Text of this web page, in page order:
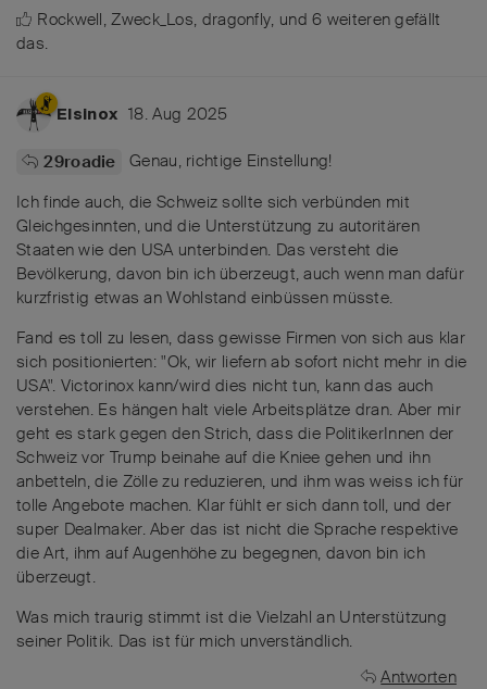
Rockwell,Zweck_Los, dragonfly, und6 weiteren gefällt
das.
Elsinox 18. Aug 2025
29roadie
Genau, richtige Einstellung!
Ich finde auch, die Schweiz sollte sich verbünden mit
Gleichgesinnten, und die Unterstützung zu autoritären
Staaten wie den USA unterbinden. Das versteht die
Bevölkerung, davon bin ich überzeugt, auch wenn man dafür
kurzfristig etwas an Wohlstand einbüssen müsste.
Fand es toll zu lesen, dass gewisse Firmen von sich aus klar
sich positionierten: "Ok, wir liefern ab sofort nicht mehr in die
USA". Victorinox kann/wird dies nicht tun, kann das auch
verstehen. Es hängen halt viele Arbeitsplätze dran. Aber mir
geht es stark gegen den Strich, dass die PolitikerInnen der
Schweiz vor Trump beinahe auf die Kniee gehen und ihn
anbetteln, die Zölle zu reduzieren, und ihm was weiss ich für
tolle Angebote machen. Klar fühlt er sich dann toll, und der
super Dealmaker. Aber das ist nicht die Sprache respektive
die Art, ihm auf Augenhöhe zu begegnen, davon bin ich
überzeugt.
Was mich traurig stimmt ist die Vielzahl an Unterstützung
seiner Politik. Das ist für mich unverständlich.
Antworten